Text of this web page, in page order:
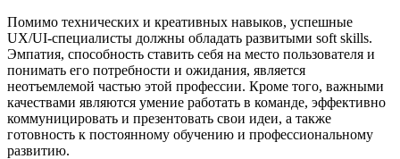
Помимо технических и креативных навыков, успешные
UX/UI-специалисты должны обладать развитыми soft skills.
Эмпатия, способность ставить себя на место пользователя и
понимать его потребности и ожидания, является
неотъемлемой частью этой профессии. Кроме того, важными
качествами являются умение работать в команде, эффективно
коммуницировать и презентовать свои идеи, а также
готовность к постоянному обучению и профессиональному
развитию.